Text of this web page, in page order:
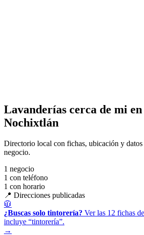
Lavanderías cerca de mi
Nochixtlán
Directorio local con fichas, ubicación y datos
negocio.
1 negocio
1 con teléfono
1 con horario
📍 Direcciones publicadas
🧥
¿Buscas solo tintorería? Ver las 12 fichas
incluye “tintorería”.
→